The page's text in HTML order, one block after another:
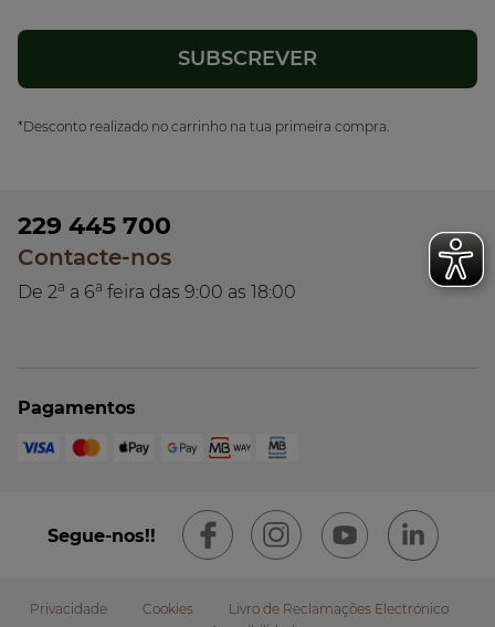
*Desconto realizado no carrinho na tua primeira compra.
229 445 700
Contacte-nos
De 2a a 6a feira das 9:00 as 18:00
Pagamentos
Segue-nos!!
Privacidade Cookies
Livro de Reclamações Electrónico